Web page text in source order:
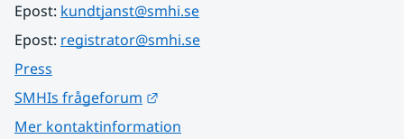
Epost: kundtjanst@smhi.se
Epost: registrator@smhi.se
Press
SMHIs frågeforum
Mer kontaktinformation